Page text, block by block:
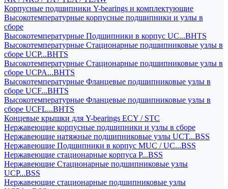
Корпусные подшипники Y-bearings и комплектующие
Высокотемпературные корпусные подшипники и узлы в
сборе
Высокотемпературные Подшипники в корпус UC...BHTS
Высокотемпературные Стационарные подшипниковые узлы в
сборе UCP...BHTS
Высокотемпературные Стационарные подшипниковые узлы в
сборе UCPA...BHTS
Высокотемпературные Фланцевые подшипниковые узлы в
сборе UCF...BHTS
Высокотемпературные Фланцевые подшипниковые узлы в
сборе UCFL...BHTS
Концевые крышки для Y-bearings ECY / STC
Нержавеющие корпусные подшипники и узлы в сборе
Нержавеющие натяжные подшипниковые узлы UCT...BSS
Нержавеющие Подшипники в корпус MUC / UC...BSS
Нержавеющие стационарные корпуса P...BSS
Нержавеющие Стационарные подшипниковые узлы
UCP...BSS
Нержавеющие стационарные подшипниковые узлы